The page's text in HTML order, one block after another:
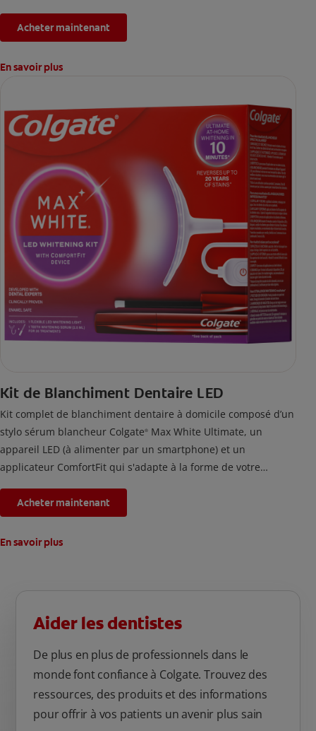
Acheter maintenant
En savoir plus
Kit de Blanchiment Dentaire LED
Kit complet de blanchiment dentaire à domicile composé d’un
stylo sérum blancheur Colgate® Max White Ultimate, un
appareil LED (à alimenter par un smartphone) et un
applicateur ComfortFit qui s'adapte à la forme de votre
par jour pendant 2 semaines, les taches accumulées par la
nourriture et les boissons depuis 20 ans seront éliminées.
Acheter maintenant
En savoir plus
Aider les dentistes
De plus en plus de professionnels dans le
monde font confiance à Colgate. Trouvez des
ressources, des produits et des informations
pour offrir à vos patients un avenir plus sain